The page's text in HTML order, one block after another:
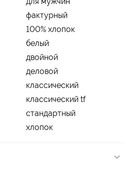
фактурный
100% хлопок
белый
двойной
деловой
классический
классический tf
стандартный
хлопок